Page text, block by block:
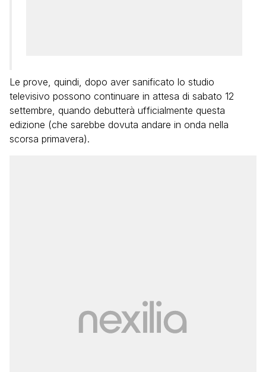
Le prove, quindi, dopo aver sanificato lo studio
televisivo possono continuare in attesa di sabato 12
settembre, quando debutterà ufficialmente questa
edizione (che sarebbe dovuta andare in onda nella
scorsa primavera).